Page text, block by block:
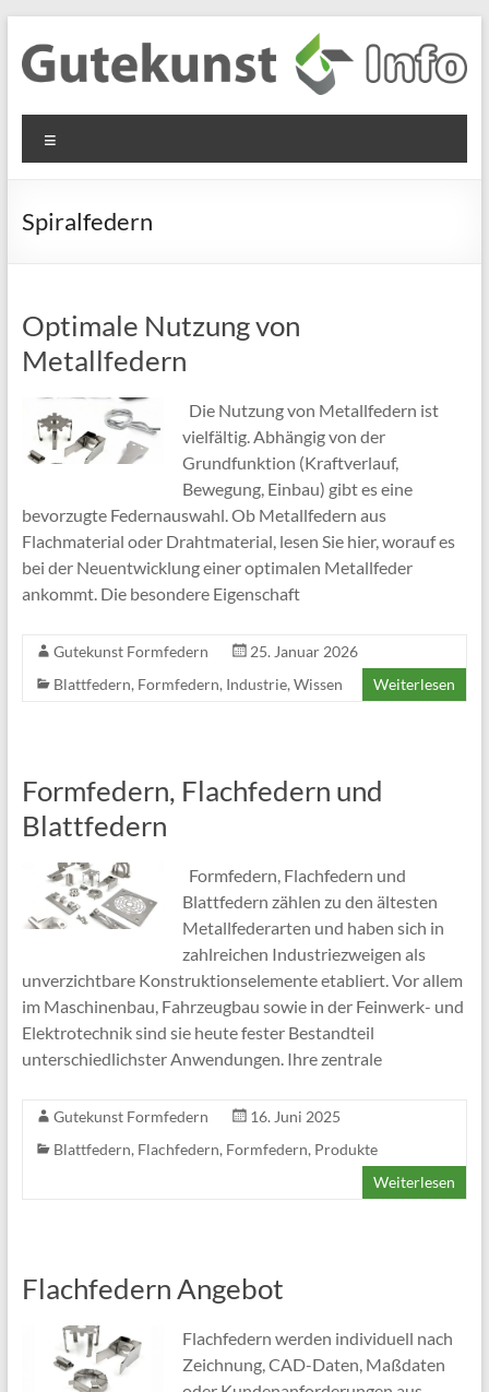
Inhalt
springen
Gutekunst
Formfedern
GmbH
Informationen
Flachmaterial
Spiralfedern
Optimale Nutzung von
Metallfedern
Die Nutzung von Metallfedern ist
vielfältig. Abhängig von der
Grundfunktion (Kraftverlauf,
Bewegung, Einbau) gibt es eine
bevorzugte Federnauswahl. Ob Metallfedern aus
Flachmaterial oder Drahtmaterial, lesen Sie hier, worauf es
bei der Neuentwicklung einer optimalen Metallfeder
ankommt. Die besondere Eigenschaft
Gutekunst Formfedern
25. Januar 2026
Blattfedern, Formfedern, Industrie, Wissen Weiterlesen
Formfedern, Flachfedern und
Blattfedern
Formfedern, Flachfedern und
Blattfedern zählen zu den ältesten
Metallfederarten und haben sich in
zahlreichen Industriezweigen als
unverzichtbare Konstruktionselemente etabliert. Vor allem
im Maschinenbau, Fahrzeugbau sowie in der Feinwerk- und
Elektrotechnik sind sie heute fester Bestandteil
unterschiedlichster Anwendungen. Ihre zentrale
Gutekunst Formfedern
16. Juni 2025
Blattfedern, Flachfedern, Formfedern, Produkte
Weiterlesen
Flachfedern Angebot
Flachfedern werden individuell nach
Zeichnung, CAD-Daten, Maßdaten